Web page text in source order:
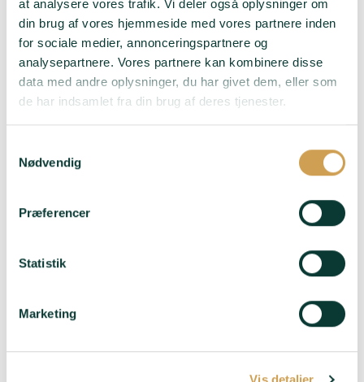
at analysere vores trafik. Vi deler også oplysninger om
din brug af vores hjemmeside med vores partnere inden
for sociale medier, annonceringspartnere og
analysepartnere. Vores partnere kan kombinere disse
data med andre oplysninger, du har givet dem, eller som
de har indsamlet fra din brug af deres tjenester.
Nødvendig
Præferencer
Statistik
Marketing
Domaine Voirin-
Jumel – Blanc de
395,00kr.
Chardonnay
Typiske Chardonnay-
Majestætisk – Frisk –